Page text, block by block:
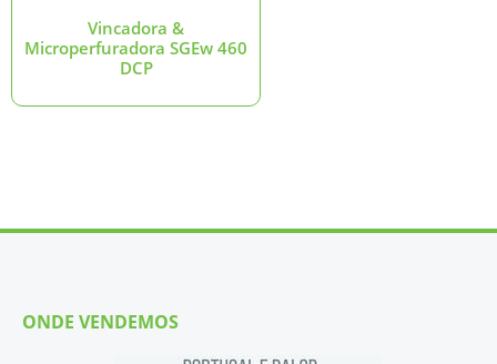
Vincadora &
Microperfuradora SGEw 460
DCP
ONDE VENDEMOS